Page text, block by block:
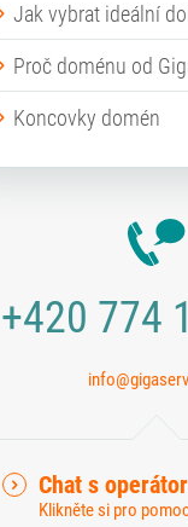
Jak vybrat ideální
Proč doménu od
Koncovky domén
+420 774
Chat s
Klikněte si pro